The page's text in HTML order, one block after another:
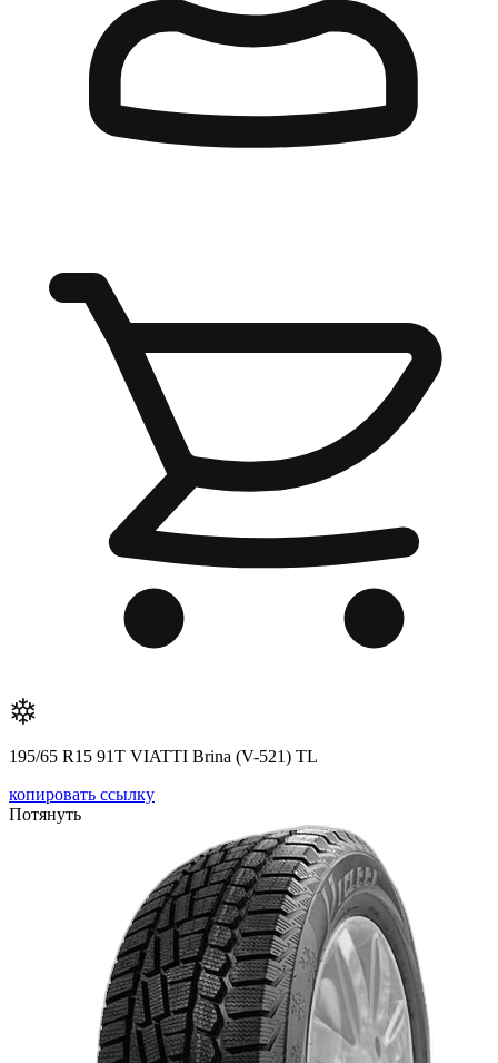
195/65 R15 91T VIATTI Brina (V-521) TL
копировать ссылку
Потянуть